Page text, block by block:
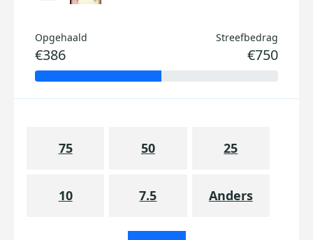
Opgehaald
€386
Streefbedrag
€750
75 50 25
10 7.5 Anders